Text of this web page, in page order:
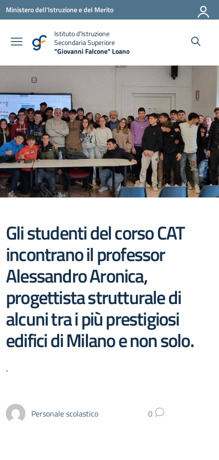
Vai ai contenuti
Vai al menu di navigazione
Vai al footer
Ministero dell'Istruzione e del Merito
Istituto d'Istruzione
Secondaria Superiore
"Giovanni Falcone" Loano
Gli studenti del corso CAT
incontrano il professor
Alessandro Aronica,
progettista strutturale di
alcuni tra i più prestigiosi
edifici di Milano e non solo.
.
Personale scolastico 0